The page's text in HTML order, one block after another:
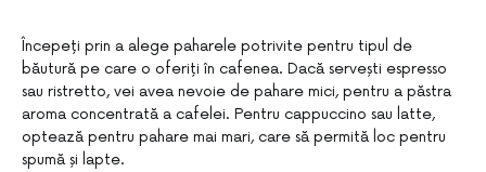
Începeți prin a alege paharele potrivite pentru tipul de
băutură pe care o oferiți în cafenea. Dacă servești espresso
sau ristretto, vei avea nevoie de pahare mici, pentru a păstra
aroma concentrată a cafelei. Pentru cappuccino sau latte,
optează pentru pahare mai mari, care să permită loc pentru
spumă și lapte.